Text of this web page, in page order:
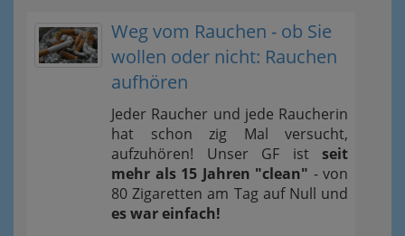
Weg vom Rauchen - ob Sie
wollen oder nicht: Rauchen
aufhören
Jeder Raucher und jede Raucherin
hat schon zig Mal versucht,
aufzuhören! Unser GF ist seit
mehr als 15 Jahren "clean" - von
80 Zigaretten am Tag auf Null und
es war einfach!